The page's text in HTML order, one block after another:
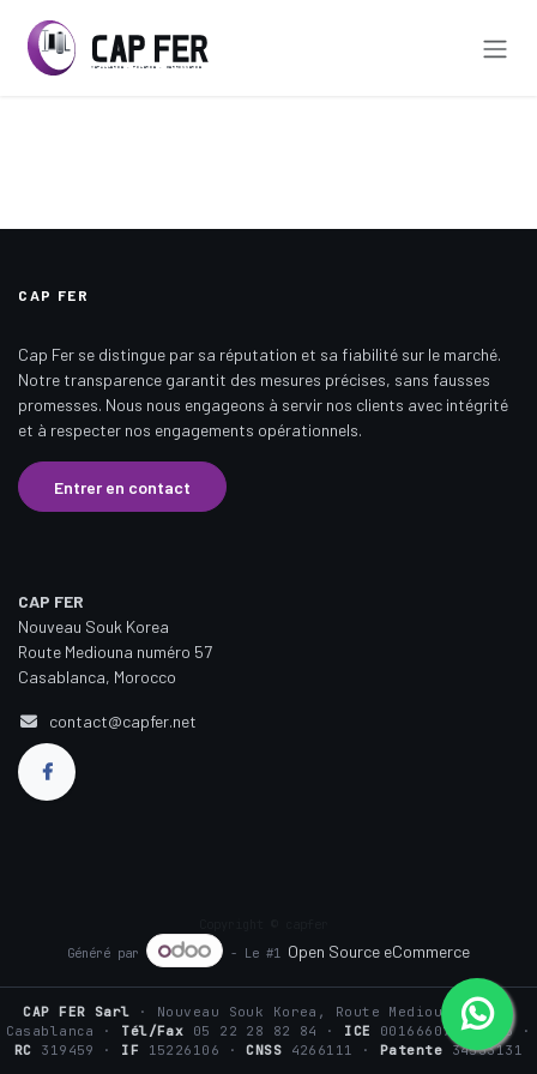
CAP FER
Cap Fer se distingue par sa réputation et sa fiabilité sur le marché.
Notre transparence garantit des mesures précises, sans fausses
promesses. Nous nous engageons à servir nos clients avec intégrité
et à respecter nos engagements opérationnels.
Entrer en contact
CAP FER
Nouveau Souk Korea
Route Mediouna numéro 57
Casablanca, Morocco
contact@capfer.net
Généré par
- Le #1 Open Source eCommerce
CAP FER Sarl · Nouveau Souk Korea, Route Mediouna n°57,
Casablanca · Tél/Fax 05 22 28 82 84 · ICE
001666075000016 ·
RC 319459 · IF 15226106 ·CNSS 4266111 · Patente 34533131